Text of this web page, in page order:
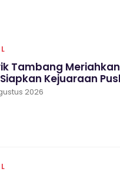
Tambang Meriahkan
Kejuaraan
2026